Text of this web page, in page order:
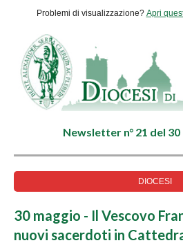
Problemi di visualizzazione? Apri
Newsletter n° 21 del
DIOCESI
30 maggio - Il Vescovo
nuovi sacerdoti in